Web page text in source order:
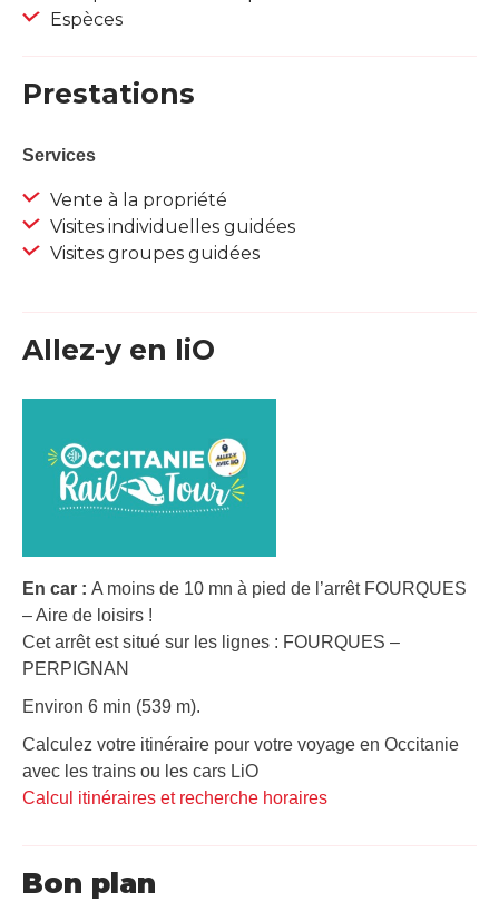
Espèces
Prestations
Services
Vente à la propriété
Visites individuelles guidées
Visites groupes guidées
Allez-y en liO
En car : A moins de 10 mn à pied de l’arrêt FOURQUES
– Aire de loisirs !
Cet arrêt est situé sur les lignes : FOURQUES –
PERPIGNAN
Environ 6 min (539 m).
Calculez votre itinéraire pour votre voyage en Occitanie
avec les trains ou les cars LiO
Calcul itinéraires et recherche horaires
Bon plan